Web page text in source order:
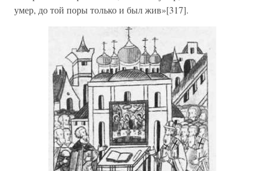
умер, до той поры только и был жив»[317].